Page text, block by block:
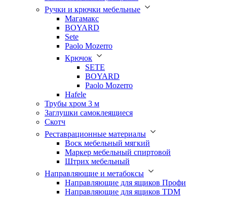
Ручки и крючки мебельные
Магамакс
BOYARD
Sete
Paolo Mozerro
Крючок
SETE
BOYARD
Paolo Mozerro
Hafele
Трубы хром 3 м
Заглушки самоклеящиеся
Скотч
Реставрационные материалы
Воск мебельный мягкий
Маркер мебельный спиртовой
Штрих мебельный
Направляющие и метабоксы
Направляющие для ящиков Профи
Направляющие для ящиков TDM